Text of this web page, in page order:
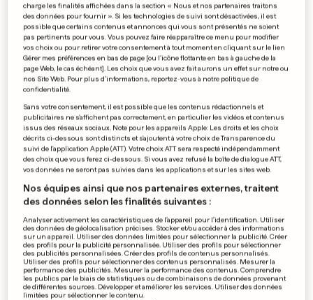
19 20 21 22 23 24 25 26 27
28 29 30
charge les finalités affichées dans la section « Nous et nos partenaires traitons
des données pour fournir ». Si les technologies de suivi sont désactivées, il est
possible que certains contenus et annonces qui vous sont présentés ne soient
pas pertinents pour vous. Vous pouvez faire réapparaître ce menu pour modifier
vos choix ou pour retirer votre consentement à tout moment en cliquant sur le lien
Gérer mes préférences en bas de page [ou l'icône flottante en bas à gauche de la
page Web, le cas échéant]. Les choix que vous avez fait aurons un effet sur notre ou
nos Site Web. Pour plus d’informations, reportez-vous à notre politique de
confidentialité.
Sans votre consentement, il est possible que les contenus rédactionnels et
publicitaires ne s'affichent pas correctement, en particulier les vidéos et contenus
issus des réseaux sociaux. Note pour les appareils Apple: Les droits et les choix
décrits ci-dessous sont distincts et s'ajoutent à votre choix de Transparence du
suivi de l'application Apple (ATT). Votre choix ATT sera respecté indépendamment
des choix que vous ferez ci-dessous. Si vous avez refusé la boîte de dialogue ATT,
vos données ne seront pas suivies dans les applications et sur les sites web.
Nos équipes ainsi que nos partenaires externes, traitent
des données selon les finalités suivantes :
Analyser activement les caractéristiques de l’appareil pour l’identification. Utiliser
des données de géolocalisation précises. Stocker et/ou accéder à des informations
sur un appareil. Utiliser des données limitées pour sélectionner la publicité. Créer
des profils pour la publicité personnalisée. Utiliser des profils pour sélectionner
des publicités personnalisées. Créer des profils de contenus personnalisés.
Utiliser des profils pour sélectionner des contenus personnalisés. Mesurer la
performance des publicités. Mesurer la performance des contenus. Comprendre
les publics par le biais de statistiques ou de combinaisons de données provenant
de différentes sources. Développer et améliorer les services. Utiliser des données
limitées pour sélectionner le contenu.